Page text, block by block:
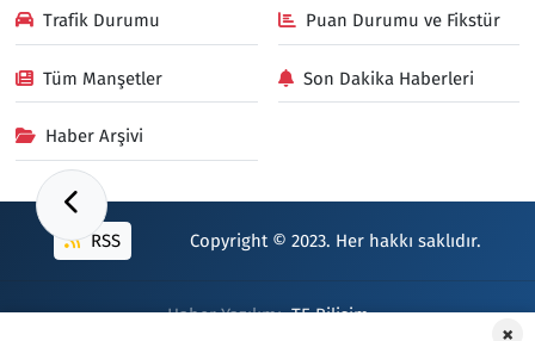
×
Trafik Durumu Puan Durumu ve Fikstür
Tüm Manşetler Son Dakika Haberleri
Haber Arşivi
RSS Copyright © 2023. Her hakkı saklıdır.
Haber Yazılımı:TE Bilişim